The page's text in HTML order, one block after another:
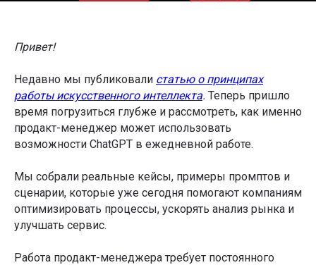
Привет!
Недавно мы публиковали статью о принципах
работы искусственного интеллекта. Теперь пришло
время погрузиться глубже и рассмотреть, как именно
продакт-менеджер может использовать
возможности ChatGPT в ежедневной работе.
Мы собрали реальные кейсы, примеры промптов и
сценарии, которые уже сегодня помогают компаниям
оптимизировать процессы, ускорять анализ рынка и
улучшать сервис.
Работа продакт-менеджера требует постоянного